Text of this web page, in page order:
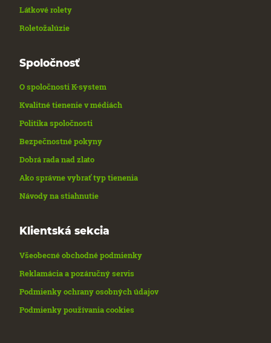
Látkové rolety
Roletožalúzie
Spoločnosť
O spoločnosti K-system
Kvalitné tienenie v médiách
Politika spoločnosti
Bezpečnostné pokyny
Dobrá rada nad zlato
Ako správne vybrať typ tienenia
Návody na stiahnutie
Klientská sekcia
Všeobecné obchodné podmienky
Reklamácia a pozáručný servis
Podmienky ochrany osobných údajov
Podmienky používania cookies